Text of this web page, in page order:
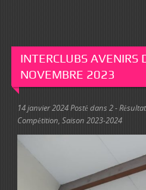
INTERCLUBS AVENIRS
NOVEMBRE 2023
14 janvier 2024 Posté dans 2 -
Compétition Saison 2023-2024